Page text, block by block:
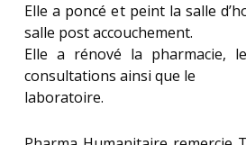
Elle a poncé et peint la salle
salle post accouchement.
Elle a rénové la pharmacie,
consultations ainsi que le
laboratoire.